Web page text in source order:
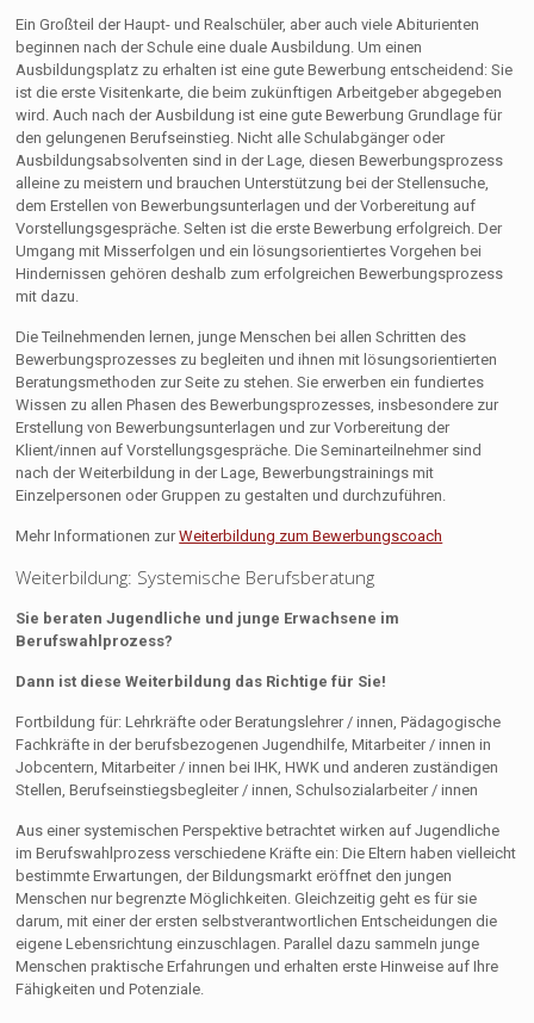
Ein Großteil der Haupt- und Realschüler, aber auch viele Abiturienten
beginnen nach der Schule eine duale Ausbildung. Um einen
Ausbildungsplatz zu erhalten ist eine gute Bewerbung entscheidend: Sie
ist die erste Visitenkarte, die beim zukünftigen Arbeitgeber abgegeben
wird. Auch nach der Ausbildung ist eine gute Bewerbung Grundlage für
den gelungenen Berufseinstieg. Nicht alle Schulabgänger oder
Ausbildungsabsolventen sind in der Lage, diesen Bewerbungsprozess
alleine zu meistern und brauchen Unterstützung bei der Stellensuche,
dem Erstellen von Bewerbungsunterlagen und der Vorbereitung auf
Vorstellungsgespräche. Selten ist die erste Bewerbung erfolgreich. Der
Umgang mit Misserfolgen und ein lösungsorientiertes Vorgehen bei
Hindernissen gehören deshalb zum erfolgreichen Bewerbungsprozess
mit dazu.
Die Teilnehmenden lernen, junge Menschen bei allen Schritten des
Bewerbungsprozesses zu begleiten und ihnen mit lösungsorientierten
Beratungsmethoden zur Seite zu stehen. Sie erwerben ein fundiertes
Wissen zu allen Phasen des Bewerbungsprozesses, insbesondere zur
Erstellung von Bewerbungsunterlagen und zur Vorbereitung der
Klient/innen auf Vorstellungsgespräche. Die Seminarteilnehmer sind
nach der Weiterbildung in der Lage, Bewerbungstrainings mit
Einzelpersonen oder Gruppen zu gestalten und durchzuführen.
Mehr Informationen zurWeiterbildung zum Bewerbungscoach
Weiterbildung: Systemische Berufsberatung
Sie beraten Jugendliche und junge Erwachsene im
Berufswahlprozess?
Dann ist diese Weiterbildung das Richtige für Sie!
Fortbildung für: Lehrkräfte oder Beratungslehrer / innen, Pädagogische
Fachkräfte in der berufsbezogenen Jugendhilfe, Mitarbeiter / innen in
Jobcentern, Mitarbeiter / innen bei IHK, HWK und anderen zuständigen
Stellen, Berufseinstiegsbegleiter / innen, Schulsozialarbeiter / innen
Aus einer systemischen Perspektive betrachtet wirken auf Jugendliche
im Berufswahlprozess verschiedene Kräfte ein: Die Eltern haben vielleicht
bestimmte Erwartungen, der Bildungsmarkt eröffnet den jungen
Menschen nur begrenzte Möglichkeiten. Gleichzeitig geht es für sie
darum, mit einer der ersten selbstverantwortlichen Entscheidungen die
eigene Lebensrichtung einzuschlagen. Parallel dazu sammeln junge
Menschen praktische Erfahrungen und erhalten erste Hinweise auf Ihre
Fähigkeiten und Potenziale.